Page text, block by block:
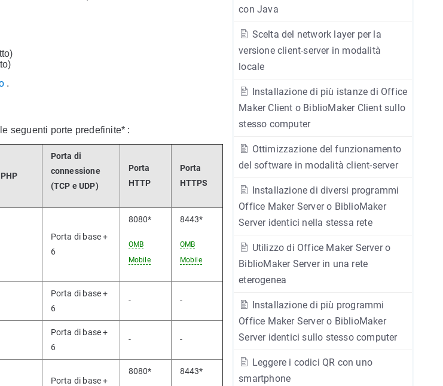
con Java
Scelta del network layer per la
versione client-server in modalità
locale
Installazione di più istanze di Office
Maker Client o BiblioMaker Client sullo
stesso computer
Ottimizzazione del funzionamento
del software in modalità client-server
Installazione di diversi programmi
Office Maker Server o BiblioMaker
Server identici nella stessa rete
Utilizzo di Office Maker Server o
BiblioMaker Server in una rete
eterogenea
Installazione di più programmi
Office Maker Server o BiblioMaker
Server identici sullo stesso computer
Leggere i codici QR con uno
smartphone
.
seguenti porte predefinite* :
Porta di
connessione
(TCP e UDP)
Porta
HTTP
Porta
HTTPS
Porta di base +
6
8080*
OMB
Mobile
8443*
OMB
Mobile
Porta di base +
6
- -
Porta di base +
6
- -
Porta di base +
8080* 8443*